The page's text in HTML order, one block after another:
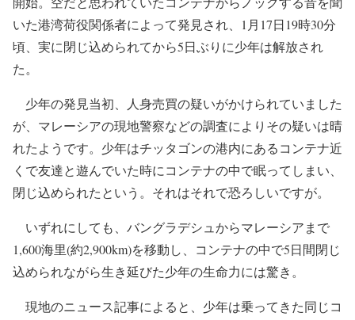
少年が閉じ込められていたコンテナを積んでいたのはコ
ンテナ船「INTEGRA」。1月12日にバングラデシュのチッ
タゴンを出港し、1月15日にマレーシアのクラン港へ到
開始。空だと思われていたコンテナからノックする音を聞
いた港湾荷役関係者によって発見され、1月17日19時30分
頃、実に閉じ込められてから5日ぶりに少年は解放され
た。
が、マレーシアの現地警察などの調査によりその疑いは晴
れたようです。少年はチッタゴンの港内にあるコンテナ近
くで友達と遊んでいた時にコンテナの中で眠ってしまい、
閉じ込められたという。それはそれで恐ろしいですが。